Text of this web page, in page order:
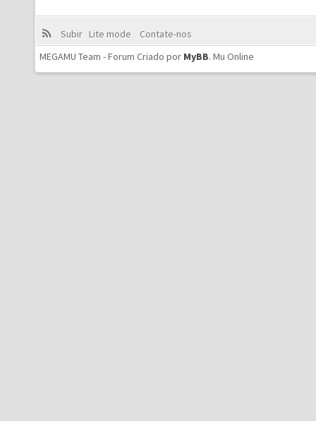
Subir Lite mode
Contate-nos
MEGAMU Team - Forum Criado por MyBB. Mu Online